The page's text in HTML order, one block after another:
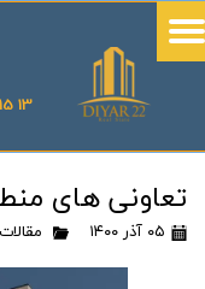
13
تعاونی های
۰۵ آذر ۱۴۰۰ مقالات